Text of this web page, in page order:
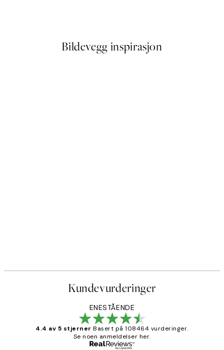
Bildevegg inspirasjon
Kundevurderinger
ENESTÅENDE
4.4 av 5 stjerner Basert på 108464 vurderinger.
Se noen anmeldelser her.